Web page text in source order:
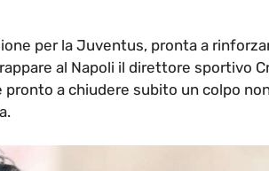
per la Juventus, pronta a
al Napoli il direttore sportivo
a chiudere subito un colpo